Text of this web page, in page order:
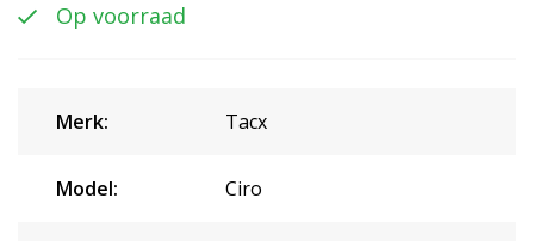
Op voorraad
Merk: Tacx
Model: Ciro